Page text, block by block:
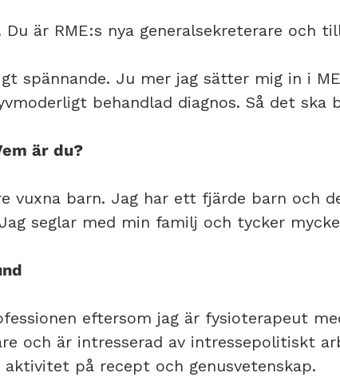
Du är RME:s nya generalsekreterare och
spännande. Ju mer jag sätter mig in i
behandlad diagnos. Så det
är du?
vuxna barn. Jag har ett fjärde barn och
seglar med min familj och tycker
eftersom jag är fysioterapeut
och är intresserad av intressepolitiskt
på recept och genusvetenskap.